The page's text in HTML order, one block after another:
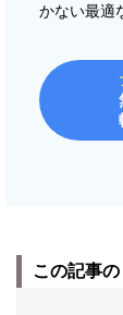
かない最適
この記事